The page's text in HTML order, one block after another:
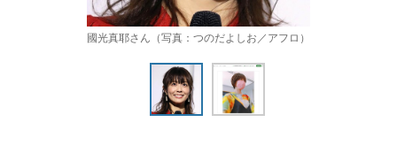
國光真耶さん（写真：つのだよしお／アフロ）